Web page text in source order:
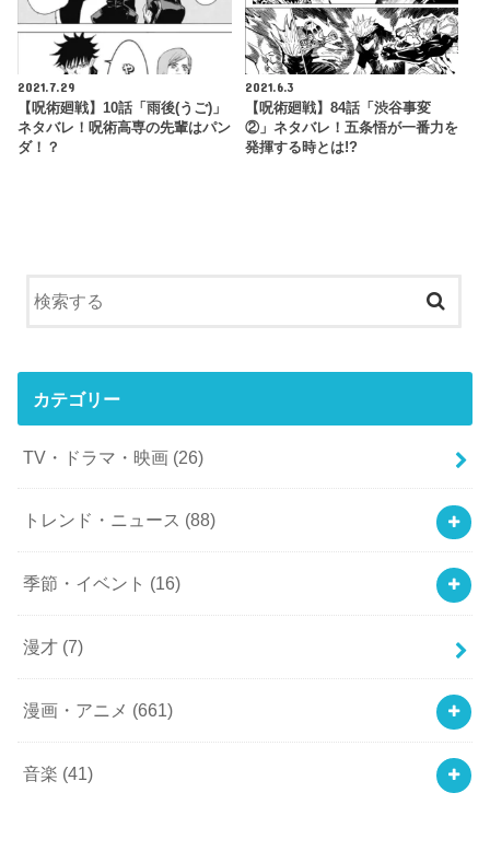
2021.7.29
【呪術廻戦】10話「雨後(うご)」
ネタバレ！呪術高専の先輩はパン
ダ！？
2021.6.3
【呪術廻戦】84話「渋谷事変
②」ネタバレ！五条悟が一番力を
発揮する時とは!?
カテゴリー
TV・ドラマ・映画 (26)
トレンド・ニュース (88)
季節・イベント (16)
漫才 (7)
漫画・アニメ (661)
音楽 (41)